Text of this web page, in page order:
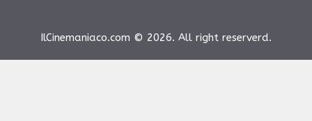
IlCinemaniaco.com © 2026. All right reserverd.